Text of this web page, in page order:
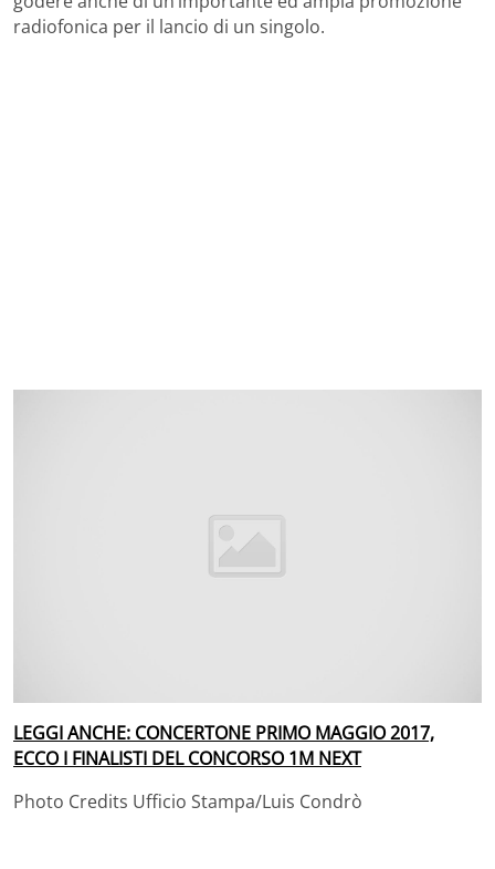
radiofonica per il lancio di un singolo.
LEGGI ANCHE: CONCERTONE PRIMO MAGGIO 2017,
ECCO I FINALISTI DEL CONCORSO 1M NEXT
Photo Credits Ufficio Stampa/Luis Condrò